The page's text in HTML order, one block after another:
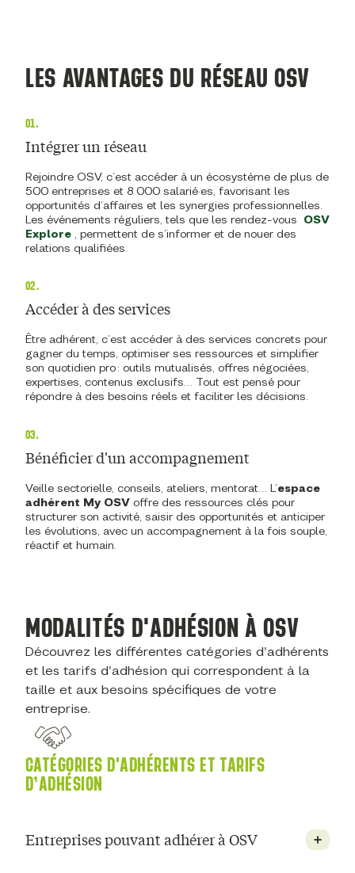
LES AVANTAGES DU RÉSEAU OSV
01.
Intégrer un réseau
Rejoindre OSV, c’est accéder à un écosystème de plus de
500 entreprises et 8 000 salarié·es, favorisant les
opportunités d’affaires et les synergies professionnelles.
Les événements réguliers, tels que les rendez-vous
OSV
Explore
, permettent de s’informer et de nouer des
relations qualifiées.
02.
Accéder à des services
Être adhérent, c’est accéder à des services concrets pour
gagner du temps, optimiser ses ressources et simplifier
son quotidien pro : outils mutualisés, offres négociées,
expertises, contenus exclusifs… Tout est pensé pour
répondre à des besoins réels et faciliter les décisions.
03.
Bénéficier d'un accompagnement
Veille sectorielle, conseils, ateliers, mentorat… L’espace
adhérent My OSV offre des ressources clés pour
structurer son activité, saisir des opportunités et anticiper
les évolutions, avec un accompagnement à la fois souple,
réactif et humain.
MODALITÉS D'ADHÉSION À OSV
Découvrez les différentes catégories d'adhérents
et les tarifs d'adhésion qui correspondent à la
taille et aux besoins spécifiques de votre
entreprise.
CATÉGORIES D'ADHÉRENTS ET TARIFS
D’ADHÉSION
Entreprises pouvant adhérer à OSV